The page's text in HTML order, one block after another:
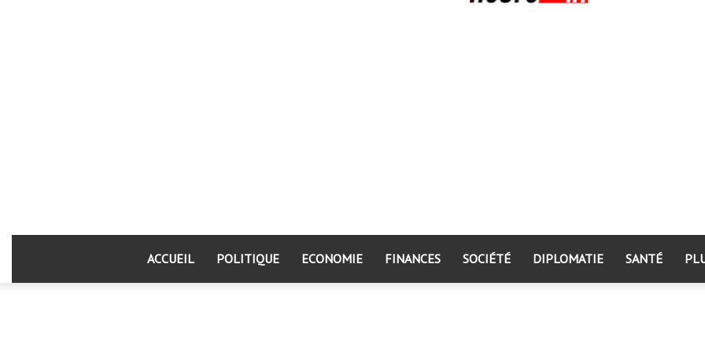
ACCUEIL POLITIQUE ECONOMIE FINANCES SOCIÉTÉ DIPLOMATIE SANTÉ